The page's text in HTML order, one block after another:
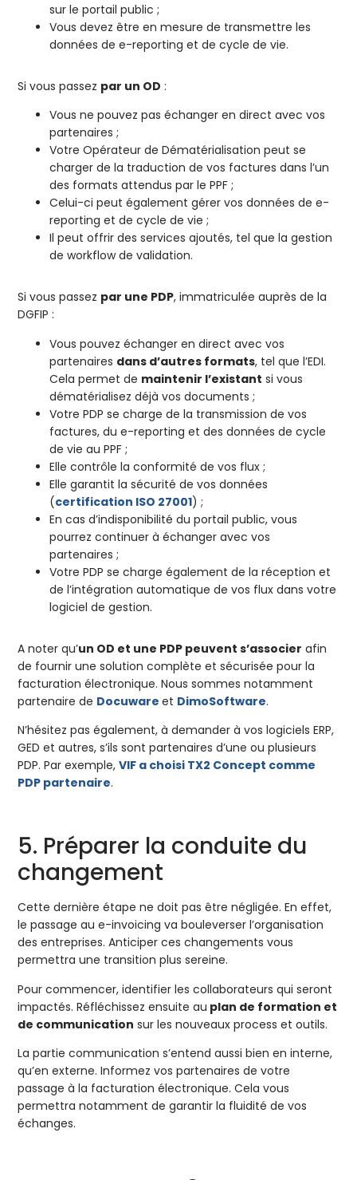
sur le portail public ;
Vous devez être en mesure de transmettre les
données de e-reporting et de cycle de vie.
Si vous passez par un OD :
Vous ne pouvez pas échanger en direct avec vos
partenaires ;
Votre Opérateur de Dématérialisation peut se
charger de la traduction de vos factures dans l’un
des formats attendus par le PPF ;
Celui-ci peut également gérer vos données de e-
reporting et de cycle de vie ;
Il peut offrir des services ajoutés, tel que la gestion
de workflow de validation.
Si vous passez par une PDP, immatriculée auprès de la
DGFIP :
Vous pouvez échanger en direct avec vos
partenaires dans d’autres formats, tel que l’EDI.
Cela permet de maintenir l’existant si vous
dématérialisez déjà vos documents ;
Votre PDP se charge de la transmission de vos
factures, du e-reporting et des données de cycle
de vie au PPF ;
Elle contrôle la conformité de vos flux ;
Elle garantit la sécurité de vos données
(certification ISO 27001) ;
En cas d’indisponibilité du portail public, vous
pourrez continuer à échanger avec vos
partenaires ;
Votre PDP se charge également de la réception et
de l’intégration automatique de vos flux dans votre
logiciel de gestion.
A noter qu’un OD et une PDP peuvent s’associer afin
de fournir une solution complète et sécurisée pour la
facturation électronique. Nous sommes notamment
partenaire de Docuwareet DimoSoftware.
N’hésitez pas également, à demander à vos logiciels ERP,
GED et autres, s’ils sont partenaires d’une ou plusieurs
PDP. Par exemple,VIF a choisi TX2 Concept comme
PDP partenaire.
5. Préparer la conduite du
changement
Cette dernière étape ne doit pas être négligée. En effet,
le passage au e-invoicing va bouleverser l’organisation
des entreprises. Anticiper ces changements vous
permettra une transition plus sereine.
Pour commencer, identifier les collaborateurs qui seront
impactés. Réfléchissez ensuite au plan de formation et
de communication sur les nouveaux process et outils.
La partie communication s’entend aussi bien en interne,
qu’en externe. Informez vos partenaires de votre
passage à la facturation électronique. Cela vous
permettra notamment de garantir la fluidité de vos
échanges.